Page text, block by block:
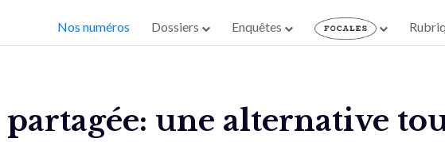
Nos numéros Dossiers Enquêtes
une alternative